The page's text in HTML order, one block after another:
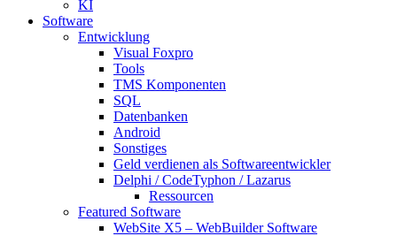
KI
Software
Entwicklung
Visual Foxpro
Tools
TMS Komponenten
SQL
Datenbanken
Android
Sonstiges
Geld verdienen als Softwareentwickler
Delphi / CodeTyphon / Lazarus
Ressourcen
Featured Software
WebSite X5 – WebBuilder Software